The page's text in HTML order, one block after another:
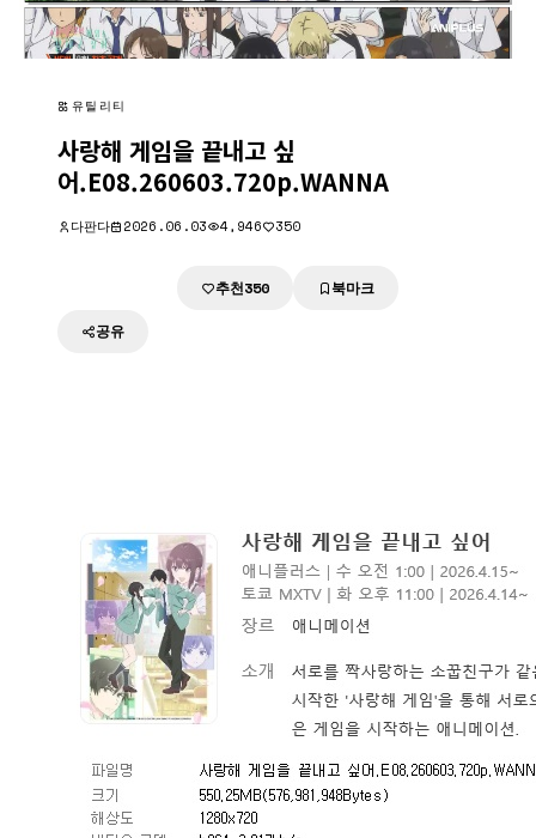
유틸리티
사랑해 게임을 끝내고 싶
어.E08.260603.720p.WANNA
다판다 2026.06.03 4,946 350
추천350 북마크
공유